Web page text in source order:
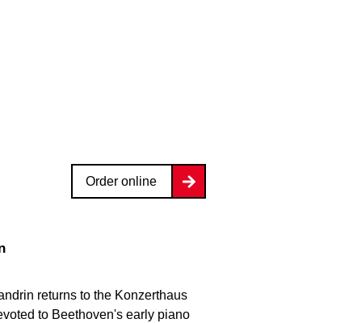
Order online
returns to the Konzerthaus
to Beethoven's early piano